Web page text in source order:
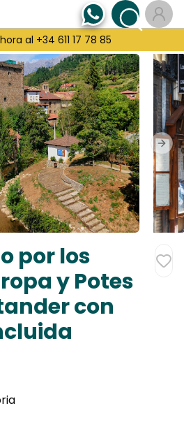
al +34 611 17 78 85
por los
y Potes
con